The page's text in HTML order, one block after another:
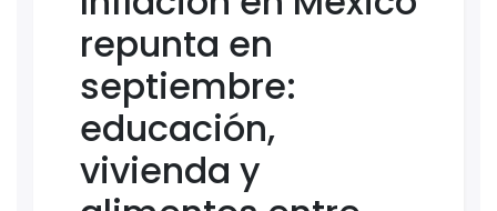
repunta en
septiembre:
educación,
vivienda y